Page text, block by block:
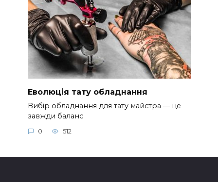
Еволюція тату обладнання
Вибір обладнання для тату майстра — це
завжди баланс
0 512